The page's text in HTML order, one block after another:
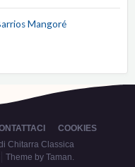
Mangoré
COOKIES
Chitarra Classica
Theme by Taman.